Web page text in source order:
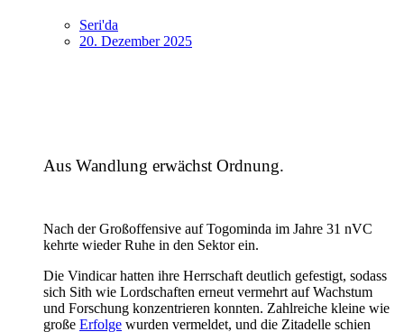
Seri'da
20. Dezember 2025
Aus Wandlung erwächst Ordnung.
Nach der Großoffensive auf Togominda im Jahre 31 nVC
kehrte wieder Ruhe in den Sektor ein.
Die Vindicar hatten ihre Herrschaft deutlich gefestigt, sodass
sich Sith wie Lordschaften erneut vermehrt auf Wachstum
und Forschung konzentrieren konnten. Zahlreiche kleine wie
große Erfolge wurden vermeldet, und die Zitadelle schien